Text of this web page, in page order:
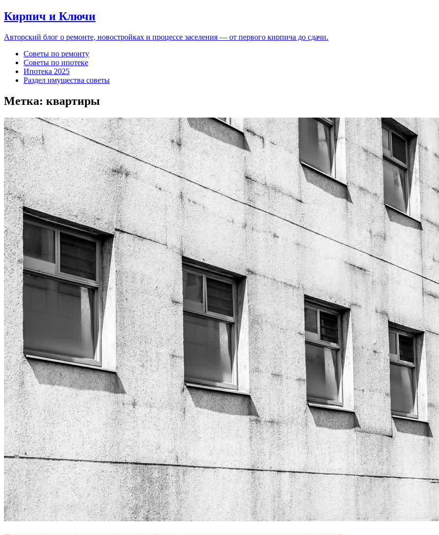
Кирпич и Ключи
Авторский блог о ремонте, новостройках и процессе заселения — от первого кирпича до сдачи.
Советы по ремонту
Советы по ипотеке
Ипотека 2025
Раздел имущества советы
Метка: квартиры